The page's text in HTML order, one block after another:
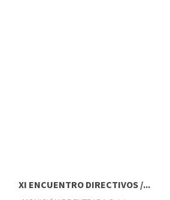
XI ENCUENTRO DIRECTIVOS /...